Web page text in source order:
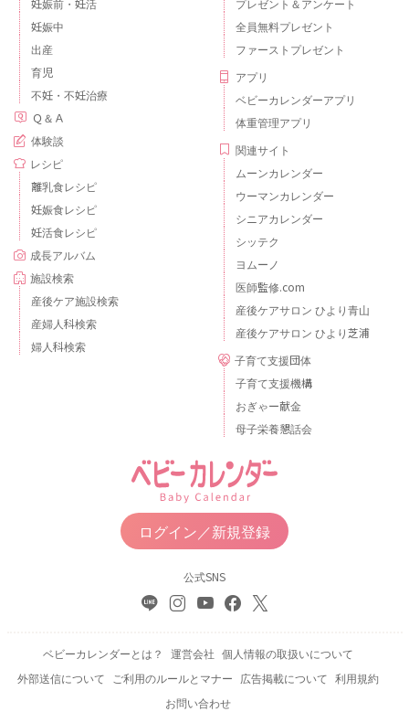
妊娠中
出産
育児
不妊・不妊治療
Ｑ＆Ａ
体験談
レシピ
離乳食レシピ
妊娠食レシピ
妊活食レシピ
成長アルバム
施設検索
産後ケア施設検索
産婦人科検索
婦人科検索
全員無料プレゼント
ファーストプレゼント
アプリ
ベビーカレンダーアプリ
体重管理アプリ
関連サイト
ムーンカレンダー
ウーマンカレンダー
シニアカレンダー
シッテク
ヨムーノ
医師監修.com
産後ケアサロン ひより青山
産後ケアサロン ひより芝浦
子育て支援団体
子育て支援機構
おぎゃー献金
母子栄養懇話会
ログイン／新規登録
公式SNS
ベビーカレンダーとは？ 運営会社 個人情報の取扱いについて
外部送信について
ご利用のルールとマナー 広告掲載について 利用規約
お問い合わせ